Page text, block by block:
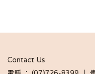
Contact Us